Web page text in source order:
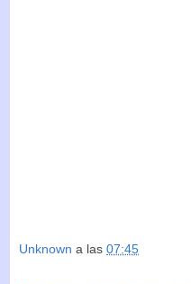
Unknown a las 07:45